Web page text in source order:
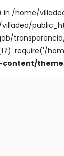
in /home/
require('/